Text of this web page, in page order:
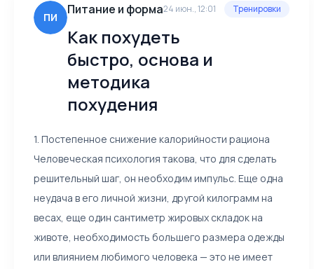
ПИ
Питание и форма24 июн., 12:01
Как похудеть
быстро, основа и
методика
похудения
Тренировки
1. Постепенное снижение калорийности рациона
Человеческая психология такова, что для сделать
решительный шаг, он необходим импульс. Еще одна
неудача в его личной жизни, другой килограмм на
весах, еще один сантиметр жировых складок на
животе, необходимость большего размера одежды
или влиянием любимого человека — это не имеет